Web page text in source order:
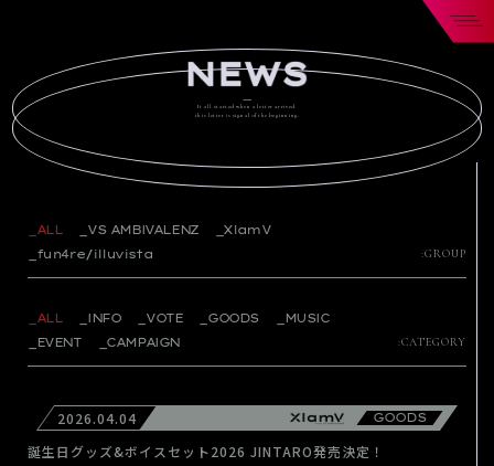
It all started when a letter arrived.
this letter is signal of the beginning.
:GROUP
_ALL _VS AMBIVALENZ
_XlamV
_fun4re/illuvista
:CATEGORY
_ALL _INFO _VOTE _GOODS
_MUSIC
_EVENT
_CAMPAIGN
2026.04.04 GOODS
誕生日グッズ&ボイスセット2026 JINTARO発売決定！